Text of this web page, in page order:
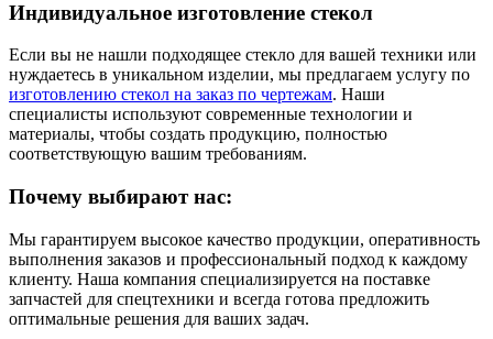
Индивидуальное изготовление стекол
Если вы не нашли подходящее стекло для вашей техники или
нуждаетесь в уникальном изделии, мы предлагаем услугу по
изготовлению стекол на заказ по чертежам. Наши
специалисты используют современные технологии и
материалы, чтобы создать продукцию, полностью
соответствующую вашим требованиям.
Почему выбирают нас:
Мы гарантируем высокое качество продукции, оперативность
выполнения заказов и профессиональный подход к каждому
клиенту. Наша компания специализируется на поставке
запчастей для спецтехники и всегда готова предложить
оптимальные решения для ваших задач.